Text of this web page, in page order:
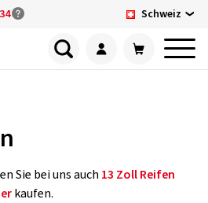
Schweiz
Sie bei uns auch 13 Zoll Reifen
kaufen.